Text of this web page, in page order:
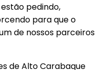
pedindo,
para que o
de nossos parceiros
de Alto Carabaque